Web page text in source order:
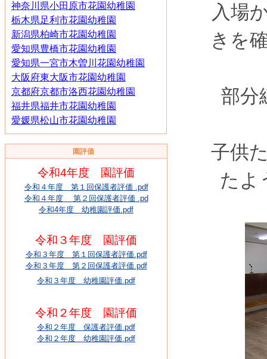
神奈川県小田原市花園幼稚園
栃木県足利市花園幼稚園
新潟県柏崎市花園幼稚園
愛知県豊橋市花園幼稚園
愛知県一宮市木曽川花園幼稚園
大阪府東大阪市花園幼稚園
京都府京都市洛西花園幼稚園
福井県福井市花園幼稚園
愛媛県松山市花園幼稚園
園評価
令和4年度 園評価
令和４年度 第１回保護者評価 .pdf
令和４年度 第２回保護者評価 .pd
令和4年度 幼稚園評価.pdf
令和３年度 園評価
令和３年度 第１回保護者評価.pdf
令和３年度 第２回保護者評価.pdf
令和３年度 幼稚園評価.pdf
令和２年度 園評価
令和２年度 保護者評価.pdf
令和２年度 幼稚園評価.pdf
入場
きを
部分
子供
たよ